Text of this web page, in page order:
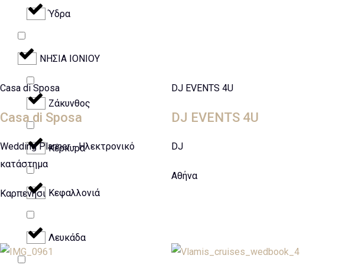
Ύδρα
ΝΗΣΙΑ ΙΟΝΙΟΥ
Ζάκυνθος
Κέρκυρα
Κεφαλλονιά
Λευκάδα
Casa di Sposa
Casa di Sposa
Wedding Planner - Ηλεκτρονικό
κατάστημα
Καρπενήσι
DJ EVENTS 4U
DJ EVENTS 4U
DJ
Αθήνα